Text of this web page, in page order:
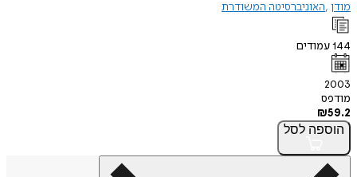
מודן האוניברסיטה המשודרת
144עמודים
2003
מודפס
₪59.2
הוספה לסל